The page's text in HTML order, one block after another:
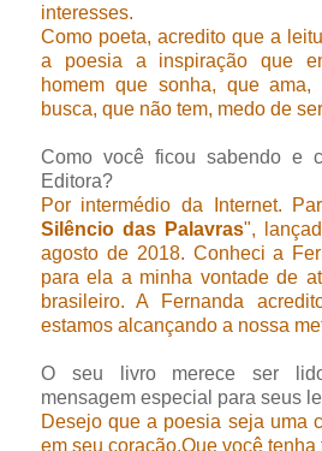
interesses.
Como poeta, acredito que a
a poesia a inspiração que
homem que sonha, que
busca, que não tem, medo de
Como você ficou sabendo e
Editora?
Por intermédio da Internet.
Silêncio das Palavras",
agosto de 2018. Conheci a
para ela a minha vontade de
brasileiro. A Fernanda
estamos alcançando a nossa
O seu livro merece ser
mensagem especial para seus
Desejo que a poesia seja uma
em seu coração.Que você